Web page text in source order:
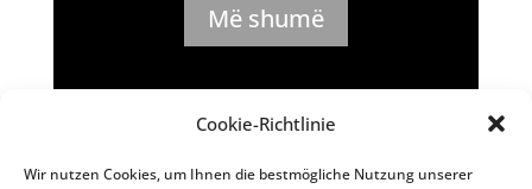
Cookie-Richtlinie
Wir nutzen Cookies, um Ihnen die bestmögliche Nutzung unserer
Më shumë
Kompania